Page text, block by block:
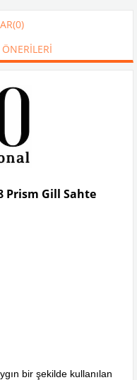
(0)
Prism Gill Sahte
bir şekilde kullanılan